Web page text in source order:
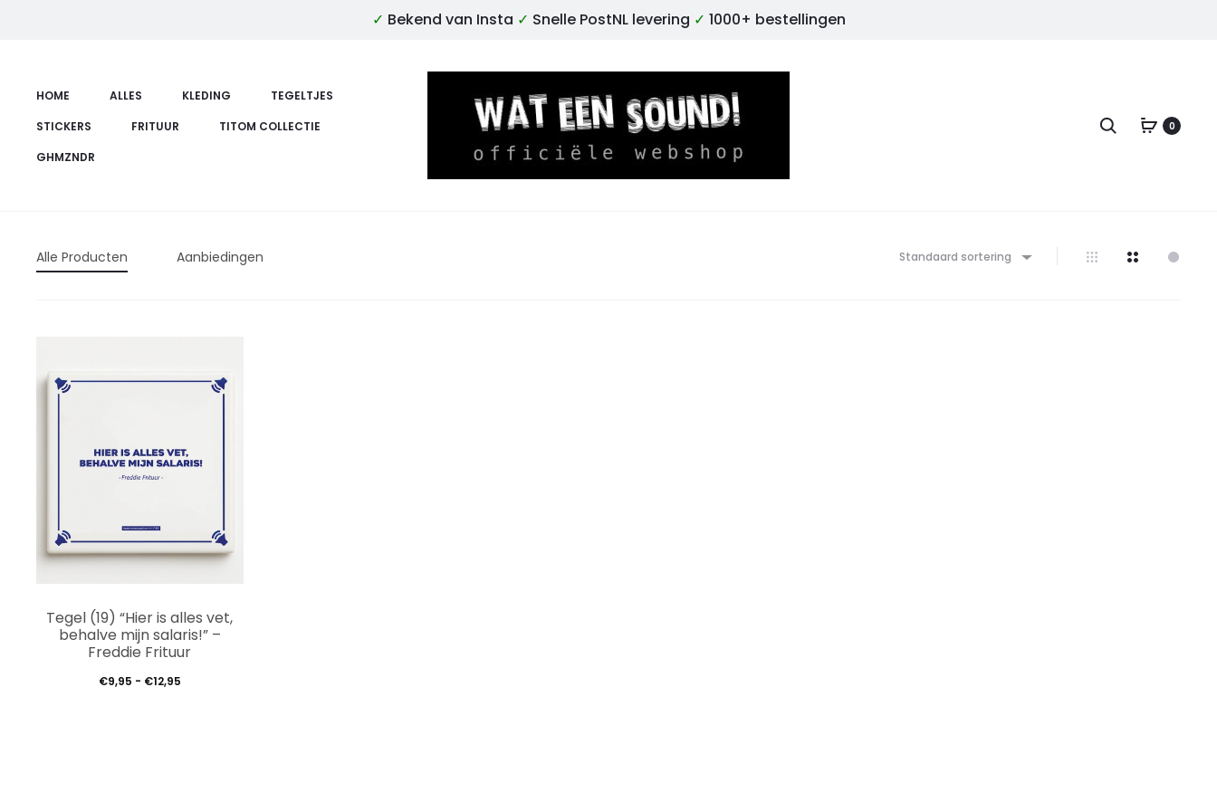
✓ Bekend van Insta ✓ Snelle PostNL levering ✓ 1000+ bestellingen
HOME ALLES KLEDING
TEGELTJES
STICKERS
FRITUUR
TITOM COLLECTIE
GHMZNDR
Zoeken0
Alle Producten Aanbiedingen Standaard sortering
Tegel (19) “Hier is alles vet,
behalve mijn salaris!” –
Freddie Frituur
€9,95 - €12,95Prijsklasse: